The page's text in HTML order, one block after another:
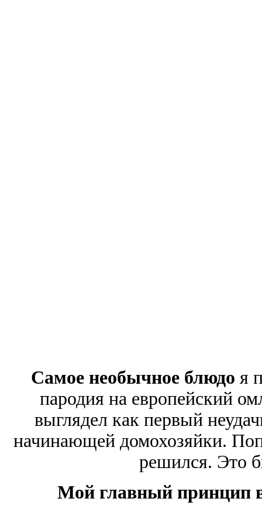
Самое необычное блюдо я
пародия на европейский
выглядел как первый
начинающей домохозяйки.
решился. Это
Мой главный принцип